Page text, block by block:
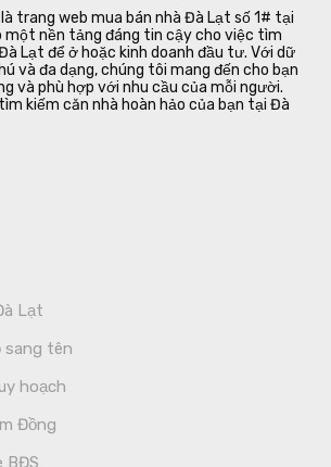
trang web mua bán nhà Đà Lạt số 1# tại
một nền tảng đáng tin cậy cho việc tìm
Lạt để ở hoặc kinh doanh đầu tư. Với dữ
và đa dạng, chúng tôi mang đến cho bạn
và phù hợp với nhu cầu của mỗi người.
kiếm căn nhà hoàn hảo của bạn tại Đà
Lạt
sang tên
hoạch
Đồng
BĐS